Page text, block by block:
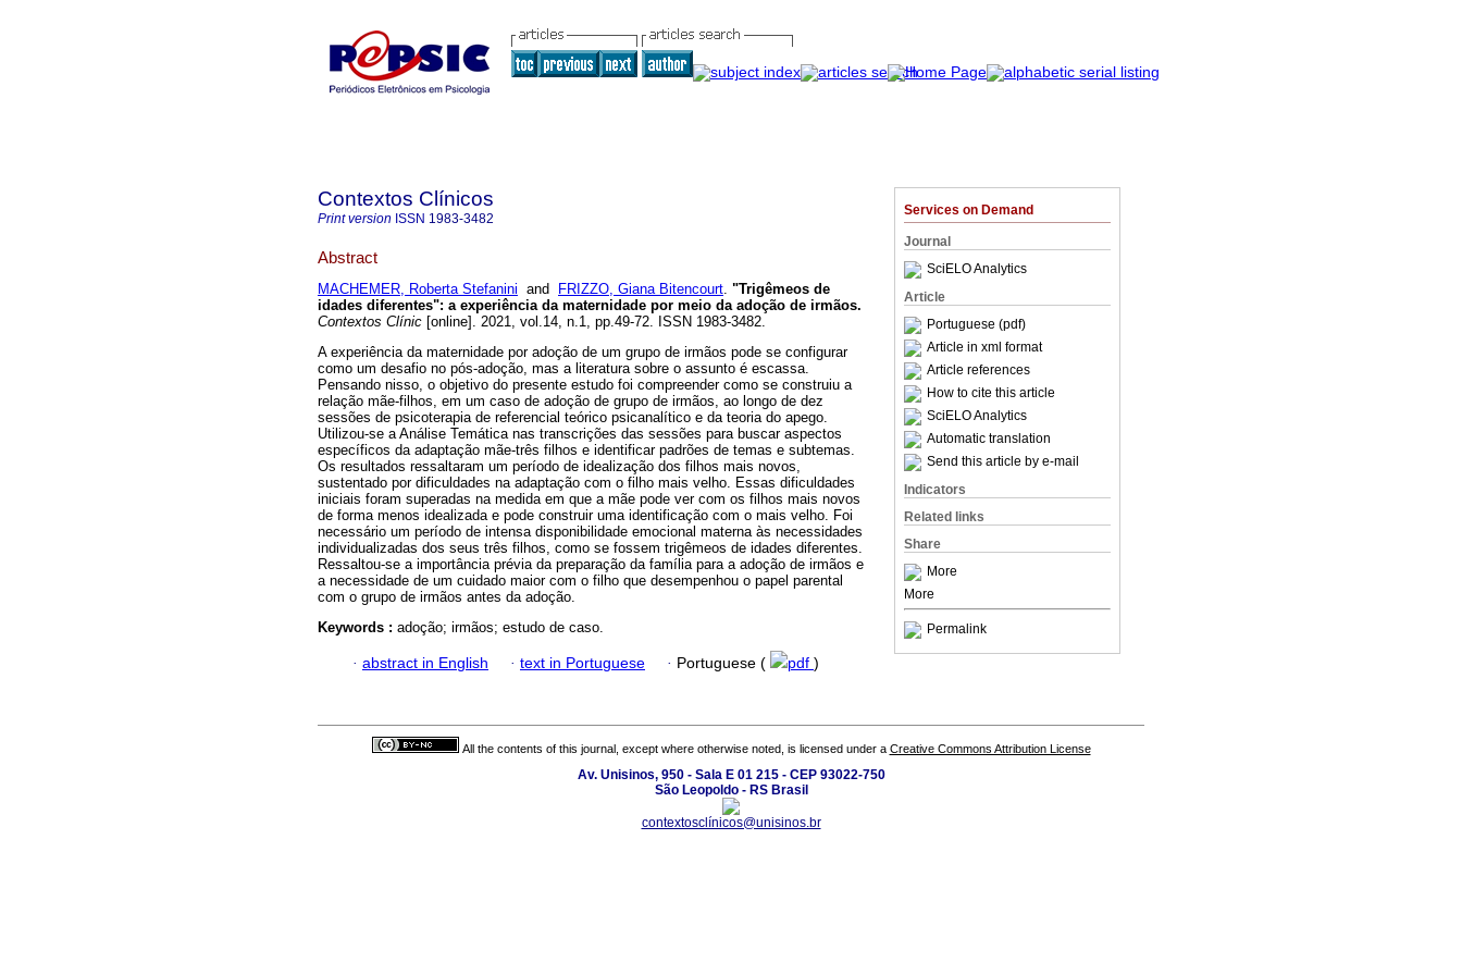
Services on Demand
Journal
SciELO Analytics
Article
Portuguese (pdf)
Article in xml format
Article references
How to cite this article
SciELO Analytics
Automatic translation
Send this article by e-mail
Indicators
Related links
Share
More
More
Permalink
Contextos Clínicos
Print version ISSN 1983-3482
Abstract
MACHEMER, Roberta Stefanini and FRIZZO, Giana Bitencourt. "Trigêmeos de
idades diferentes": a experiência da maternidade por meio da adoção de irmãos.
Contextos Clínic [online]. 2021, vol.14, n.1, pp.49-72. ISSN 1983-3482.
A experiência da maternidade por adoção de um grupo de irmãos pode se configurar
como um desafio no pós-adoção, mas a literatura sobre o assunto é escassa.
Pensando nisso, o objetivo do presente estudo foi compreender como se construiu a
relação mãe-filhos, em um caso de adoção de grupo de irmãos, ao longo de dez
sessões de psicoterapia de referencial teórico psicanalítico e da teoria do apego.
Utilizou-se a Análise Temática nas transcrições das sessões para buscar aspectos
específicos da adaptação mãe-três filhos e identificar padrões de temas e subtemas.
Os resultados ressaltaram um período de idealização dos filhos mais novos,
sustentado por dificuldades na adaptação com o filho mais velho. Essas dificuldades
iniciais foram superadas na medida em que a mãe pode ver com os filhos mais novos
de forma menos idealizada e pode construir uma identificação com o mais velho. Foi
necessário um período de intensa disponibilidade emocional materna às necessidades
individualizadas dos seus três filhos, como se fossem trigêmeos de idades diferentes.
Ressaltou-se a importância prévia da preparação da família para a adoção de irmãos e
a necessidade de um cuidado maior com o filho que desempenhou o papel parental
com o grupo de irmãos antes da adoção.
Keywords : adoção; irmãos; estudo de caso.
· abstract in English · text in Portuguese · Portuguese ( pdf )
All the contents of this journal, except where otherwise noted, is licensed under a Creative Commons Attribution License
Av. Unisinos, 950 - Sala E 01 215 - CEP 93022-750
São Leopoldo - RS Brasil
contextosclínicos@unisinos.br